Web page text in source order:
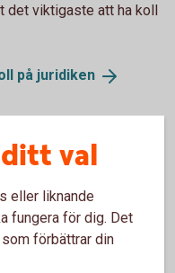
det viktigaste att ha koll
på juridiken
att satsa på fullt
att få in
eller är bra på.
val
eller liknande
fungera för dig. Det
förbättrar din